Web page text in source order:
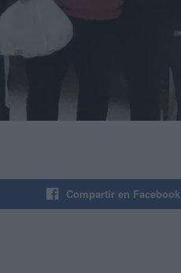
Compartir en Facebook